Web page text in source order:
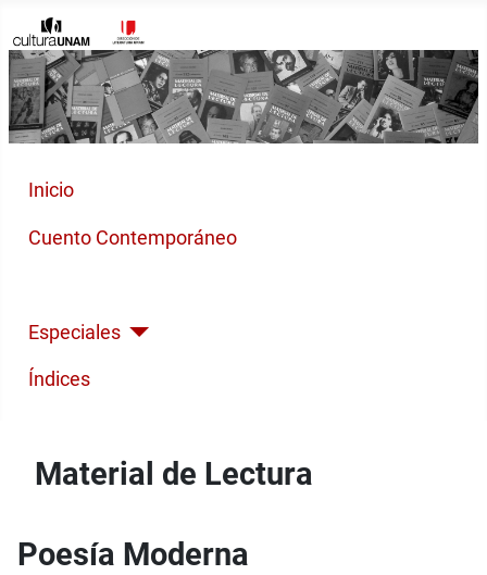
Inicio
Cuento Contemporáneo
Especiales
Índices
Material de Lectura
Poesía Moderna